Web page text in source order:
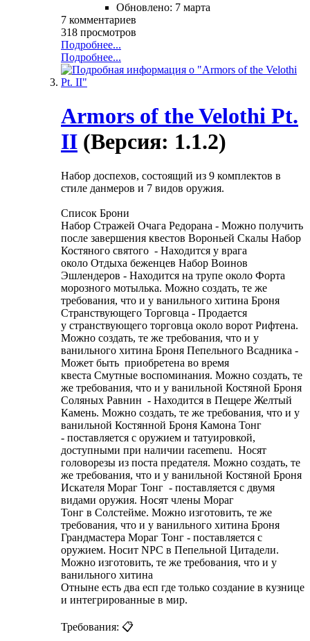
Обновлено: 7 марта
7 комментариев
318 просмотров
Подробнее...
Подробнее...
Armors of the Velothi Pt.
II (Версия: 1.1.2)
Набор доспехов, состоящий из 9 комплектов в
стиле данмеров и 7 видов оружия.
Список Брони
Набор Стражей Очага Редорана - Можно получить
после завершения квестов Вороньей Скалы Набор
Костяного святого - Находится у врага
около Отдыха беженцев Набор Воинов
Эшлендеров - Находится на трупе около Форта
морозного мотылька. Можно создать, те же
требования, что и у ванильного хитина Броня
Странствующего Торговца - Продается
у странствующего торговца около ворот Рифтена.
Можно создать, те же требования, что и у
ванильного хитина Броня Пепельного Всадника -
Может быть приобретена во время
квеста Смутные воспоминания. Можно создать, те
же требования, что и у ванильной Костяной Броня
Соляных Равнин - Находится в Пещере Желтый
Камень. Можно создать, те же требования, что и у
ванильной Костянной Броня Камона Тонг
- поставляется с оружием и татуировкой,
доступными при наличии racemenu. Носят
головорезы из поста предателя. Можно создать, те
же требования, что и у ванильной Костяной Броня
Искателя Мораг Тонг - поставляется с двумя
видами оружия. Носят члены Мораг
Тонг в Солстейме. Можно изготовить, те же
требования, что и у ванильного хитина Броня
Грандмастера Мораг Тонг - поставляется с
оружием. Носит NPC в Пепельной Цитадели.
Можно изготовить, те же требования, что и у
ванильного хитина
Отныне есть два есп где только создание в кузнице
и интегрированные в мир.
Требования: 📋